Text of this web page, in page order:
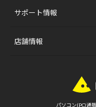
サポート情報
店舗情報
パソコン(PC)通